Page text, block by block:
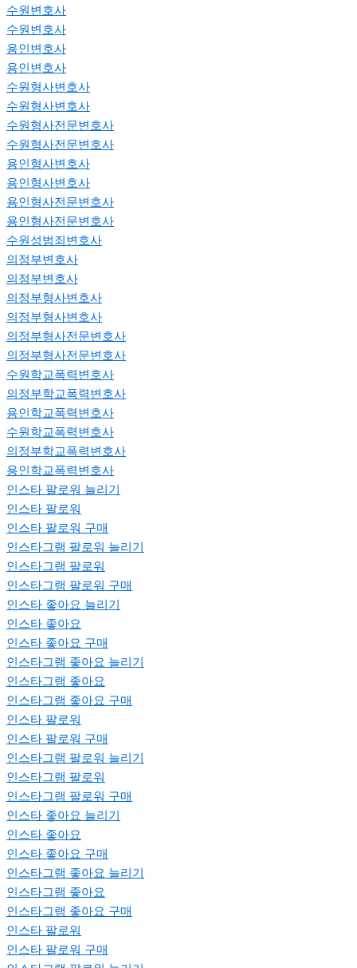
수원변호사
수원변호사
용인변호사
용인변호사
수원형사변호사
수원형사변호사
수원형사전문변호사
수원형사전문변호사
용인형사변호사
용인형사변호사
용인형사전문변호사
용인형사전문변호사
수원성범죄변호사
의정부변호사
의정부변호사
의정부형사변호사
의정부형사변호사
의정부형사전문변호사
의정부형사전문변호사
수원학교폭력변호사
의정부학교폭력변호사
용인학교폭력변호사
수원학교폭력변호사
의정부학교폭력변호사
용인학교폭력변호사
인스타 팔로워 늘리기
인스타 팔로워
인스타 팔로워 구매
인스타그램 팔로워 늘리기
인스타그램 팔로워
인스타그램 팔로워 구매
인스타 좋아요 늘리기
인스타 좋아요
인스타 좋아요 구매
인스타그램 좋아요 늘리기
인스타그램 좋아요
인스타그램 좋아요 구매
인스타 팔로워
인스타 팔로워 구매
인스타그램 팔로워 늘리기
인스타그램 팔로워
인스타그램 팔로워 구매
인스타 좋아요 늘리기
인스타 좋아요
인스타 좋아요 구매
인스타그램 좋아요 늘리기
인스타그램 좋아요
인스타그램 좋아요 구매
인스타 팔로워
인스타 팔로워 구매